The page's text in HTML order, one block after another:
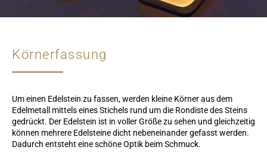
Körnerfassung
Um einen Edelstein zu fassen, werden kleine Körner aus dem
Edelmetall mittels eines Stichels rund um die Rondiste des Steins
gedrückt. Der Edelstein ist in voller Größe zu sehen und gleichzeitig
können mehrere Edelsteine dicht nebeneinander gefasst werden.
Dadurch entsteht eine schöne Optik beim Schmuck.